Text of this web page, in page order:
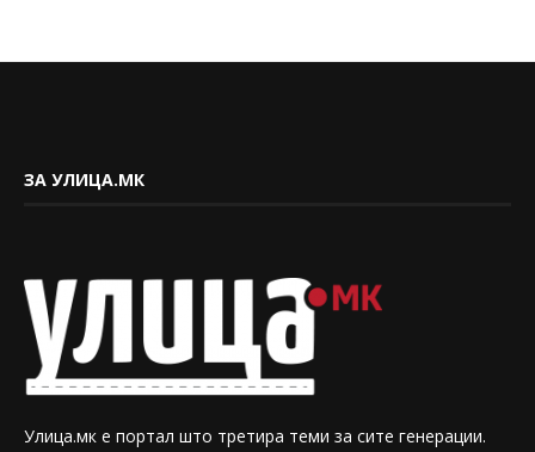
ЗА УЛИЦА.МК
Улица.мк е портал што третира теми за сите генерации.